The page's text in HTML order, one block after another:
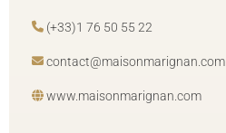
(+33)1 76 50 55 22
contact@maisonmarignan.com
www.maisonmarignan.com